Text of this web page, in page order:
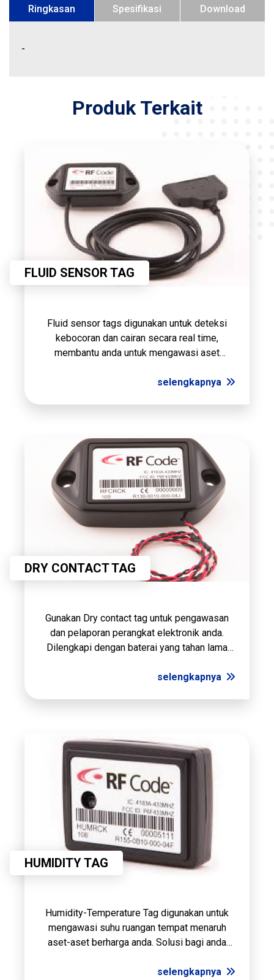
Ringkasan Spesifikasi Download
-
Produk Terkait
FLUID SENSOR TAG
Fluid sensor tags digunakan untuk deteksi
kebocoran dan cairan secara real time,
membantu anda untuk mengawasi aset
kebocoran cairan yang dapat merusak.
selengkapnya
DRY CONTACT TAG
Gunakan Dry contact tag untuk pengawasan
dan pelaporan perangkat elektronik anda.
Dilengkapi dengan baterai yang tahan lama
pemasangan di setiap aplikasi.
selengkapnya
HUMIDITY TAG
Humidity-Temperature Tag digunakan untuk
mengawasi suhu ruangan tempat menaruh
aset-aset berharga anda. Solusi bagi anda
kondisi ruangan sebaik mungkin.
selengkapnya